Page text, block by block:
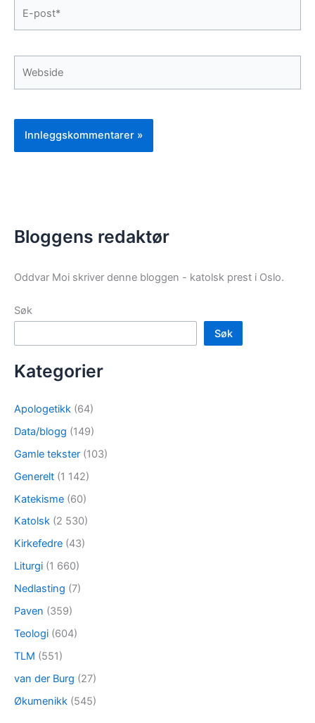
post*
Bloggens redaktør
Oddvar Moi skriver denne bloggen - katolsk prest i Oslo.
Søk
Søk
Kategorier
Apologetikk (64)
Data/blogg (149)
Gamle tekster (103)
Generelt (1 142)
Katekisme (60)
Katolsk (2 530)
Kirkefedre (43)
Liturgi (1 660)
Nedlasting (7)
Paven (359)
Teologi (604)
TLM (551)
van der Burg (27)
Økumenikk (545)